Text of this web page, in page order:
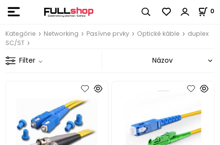
0
Kategórie Networking Pasívne prvky Optické káble
duplex
SC/ST
Filter